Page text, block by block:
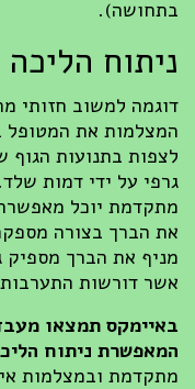
בתחושה).
ניתוח הליכה
דוגמה למשוב חזותי
המצלמות את המטופל
לצפות בתנועות הגוף
גרפי על ידי דמות
מתקדמת יוכל
את הברך בצורה
מניף את הברך מספיק
אשר דורשות התערבות
באיימקס תמצאו
המאפשרת ניתוח
מתקדמת ובמצלמות